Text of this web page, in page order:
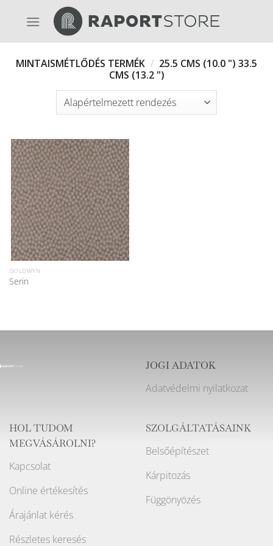
MINTAISMÉTLŐDÉS TERMÉK / 25.5 CMS (10.0 ") 33.5
CMS (13.2 ")
GOLDWYN
Serin
JOGI ADATOK
Adatvédelmi nyilatkozat
HOL TUDOM
MEGVÁSÁROLNI?
Kapcsolat
Online értékesítés
Árajánlat kérés
Részletes keresés
SZOLGÁLTATÁSAINK
Belsőépítészet
Kárpitozás
Függönyözés